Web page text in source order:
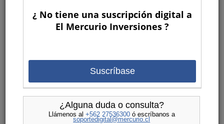
¿ No tiene una suscripción digital a
El Mercurio Inversiones ?
Suscríbase
¿Alguna duda o consulta?
Llámenos al +562 27536300ó escríbanos a
soportedigital@mercurio.cl